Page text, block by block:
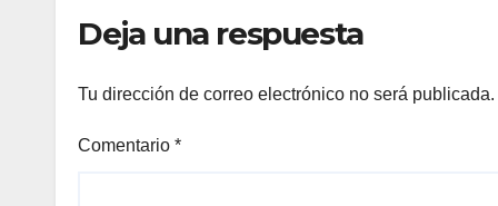
garantiza un
Deja una respuesta
Tu dirección de correo electrónico no será publicada.
Comentario *